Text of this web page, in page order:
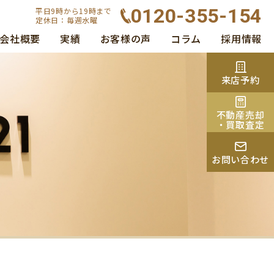
平日9時から19時まで
定休日：毎週水曜
0120-355-154
会社概要 実績 お客様の声 コラム 採用情報
来店予約
不動産売却
・買取査定
お問い合わせ